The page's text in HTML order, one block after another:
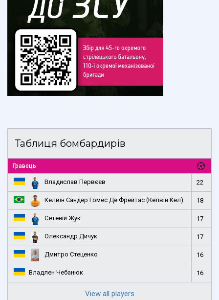
Таблиця бомбардирів
Гравець
Владислав Первєєв 22
Келвін Сандер Гомес Де Фрейтас (Келвін Кел) 18
Євгеній Жук 17
Олександр Дичук 17
Дмитро Стеценко 16
Владлен Чебанюк 16
View all players